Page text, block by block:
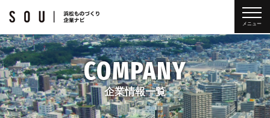
メニュー
COMPANY
企業情報一覧